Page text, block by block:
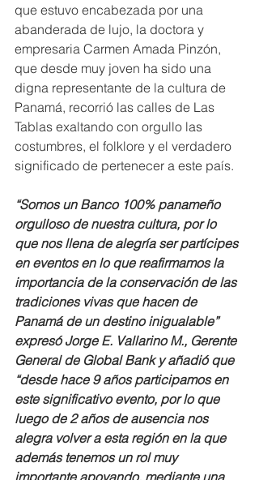
que estuvo encabezada por una
abanderada de lujo, la doctora y
empresaria Carmen Amada Pinzón,
que desde muy joven ha sido una
digna representante de la cultura de
Panamá, recorrió las calles de Las
Tablas exaltando con orgullo las
costumbres, el folklore y el verdadero
significado de pertenecer a este país.
“Somos un Banco 100% panameño
orgulloso de nuestra cultura, por lo
que nos llena de alegría ser partícipes
en eventos en lo que reafirmamos la
importancia de la conservación de las
tradiciones vivas que hacen de
Panamá de un destino inigualable”
expresó Jorge E. Vallarino M., Gerente
General de Global Bank y añadió que
“desde hace 9 años participamos en
este significativo evento, por lo que
luego de 2 años de ausencia nos
alegra volver a esta región en la que
además tenemos un rol muy
importante apoyando, mediante una